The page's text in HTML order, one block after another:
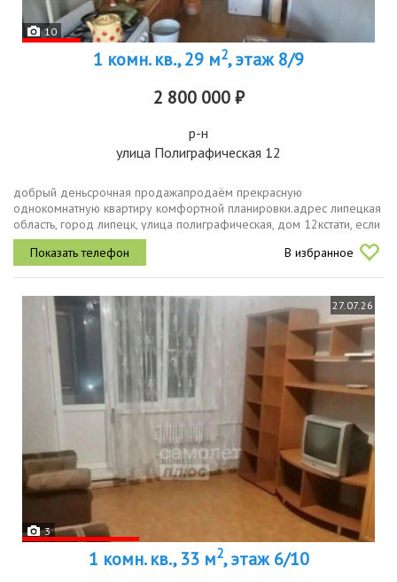
10
1 комн. кв., 29 м2, этаж 8/9
2 800 000 ₽
р-н
улица Полиграфическая 12
добрый деньсрочная продажапродаём прекрасную
однокомнатную квартиру комфортной планировки.адрес липецкая
область, город липецк, улица полиграфическая, дом 12кстати, если
вы сейчас продаёте свою квартиру, то мы можем её
продать.описание и фотографии...
В избранное
27.07.26
3
1 комн. кв., 33 м2, этаж 6/10